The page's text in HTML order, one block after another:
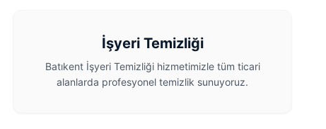
İşyeri Temizliği
Batıkent İşyeri Temizliği hizmetimizle tüm ticari
alanlarda profesyonel temizlik sunuyoruz.